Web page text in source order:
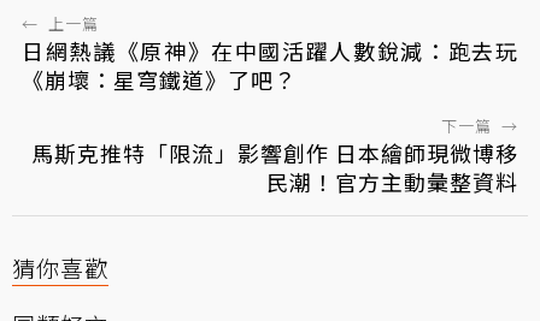
← 上一篇
日網熱議《原神》在中國活躍人數銳減：跑去玩
《崩壞：星穹鐵道》了吧？
下一篇 →
馬斯克推特「限流」影響創作 日本繪師現微博移
民潮！官方主動彙整資料
猜你喜歡